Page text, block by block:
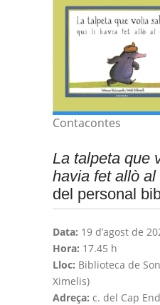
Contacontes
La talpeta que
havia fet allò al
del personal
Data: 19 d’agost de
Hora: 17.45 h
Lloc: Biblioteca de
Ximelis)
Adreça: c. del Cap